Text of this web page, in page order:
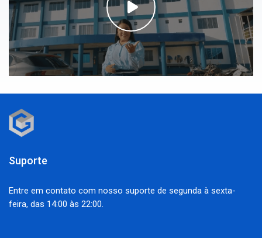
Suporte
Entre em contato com nosso suporte de segunda à sexta-
feira, das 14:00 às 22:00.